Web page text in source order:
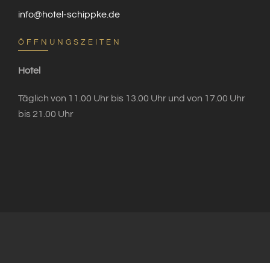
info@hotel-schippke.de
ÖFFNUNGSZEITEN
Hotel
Täglich von 11.00 Uhr bis 13.00 Uhr und von 17.00 Uhr
bis 21.00 Uhr